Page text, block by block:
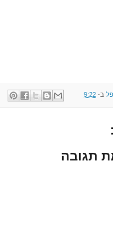
ב- 9:22
תגובה